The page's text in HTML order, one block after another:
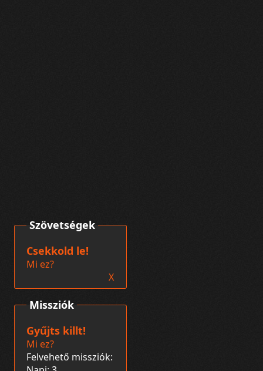
Missziók
Gyűjts killt!
Mi ez?
Felvehető missziók:
Szövetségek
Csekkold le!
Mi ez?
X